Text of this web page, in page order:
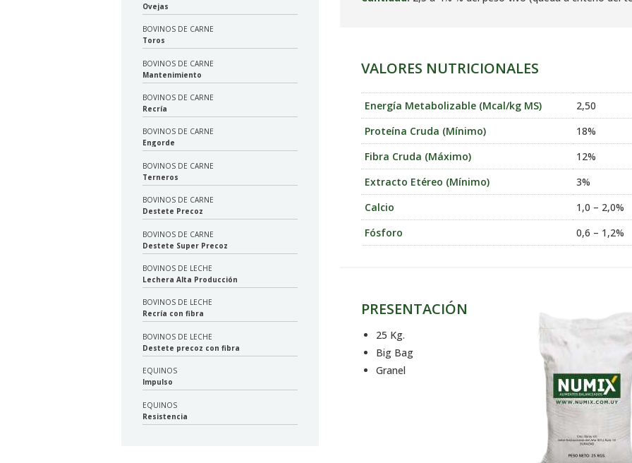
VALORES NUTRICIONALES
Energía Metabolizable (Mcal/kg MS)
2,50
Proteína Cruda (Mínimo)
18%
Fibra Cruda (Máximo)
12%
Extracto Etéreo (Mínimo)
3%
Calcio
1,0 – 2,0%
Fósforo
0,6 – 1,2%
PRESENTACIÓN
25 Kg.
Big Bag
Granel
Ovejas
BOVINOS DE CARNE
Toros
BOVINOS DE CARNE
Mantenimiento
BOVINOS DE CARNE
Recría
BOVINOS DE CARNE
Engorde
BOVINOS DE CARNE
Terneros
BOVINOS DE CARNE
Destete Precoz
BOVINOS DE CARNE
Destete Super Precoz
BOVINOS DE LECHE
Lechera Alta Producción
BOVINOS DE LECHE
Recría con fibra
BOVINOS DE LECHE
Destete precoz con fibra
EQUINOS
Impulso
EQUINOS
Resistencia